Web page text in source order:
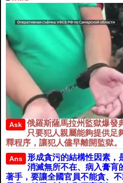
Ask
俄羅斯薩馬拉州監獄爆發
只要犯人親屬能夠提供足
釋程序，讓犯人儘早離開監獄。
Ans
形成貪污的結構性因素，
消滅無所不在、病入膏肓
著手，要讓全國官員不能貪、